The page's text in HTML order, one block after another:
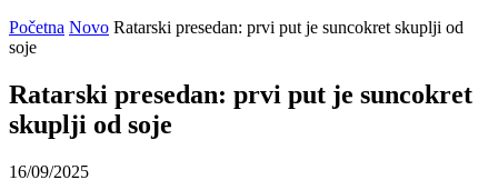
Početna Novo Ratarski presedan: prvi put je suncokret skuplji od
soje
Ratarski presedan: prvi put je suncokret
skuplji od soje
16/09/2025